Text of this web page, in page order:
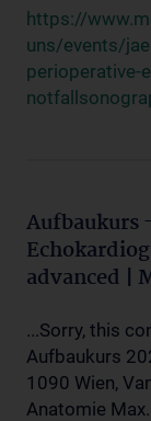
https://
uns/events/
perioperative-
Aufbaukurs
advanced |
...Sorry, this
Aufbaukurs
1090 Wien,
Anatomie